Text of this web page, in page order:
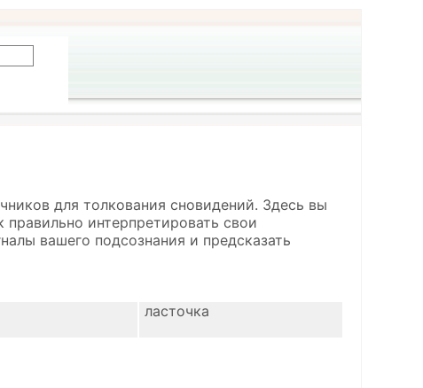
для толкования сновидений. Здесь вы
интерпретировать свои
вашего подсознания и предсказать
ласточка